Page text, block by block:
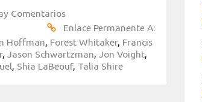
Comentarios
Enlace Permanente A:
Hoffman, Forest Whitaker, Francis
, Jason Schwartzman, Jon Voight,
, Shia LaBeouf, Talia Shire